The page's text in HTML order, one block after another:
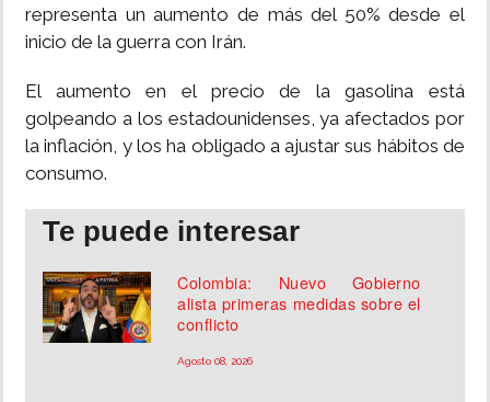
representa un aumento de más del 50% desde el
inicio de la guerra con Irán.
El aumento en el precio de la gasolina está
golpeando a los estadounidenses, ya afectados por
la inflación, y los ha obligado a ajustar sus hábitos de
consumo.
Te puede interesar
Colombia: Nuevo Gobierno
alista primeras medidas sobre el
conflicto
Agosto 08, 2026